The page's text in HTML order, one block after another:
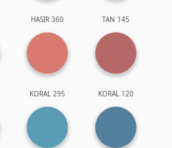
HASIR 360 TAN 145
KORAL 295 KORAL 120